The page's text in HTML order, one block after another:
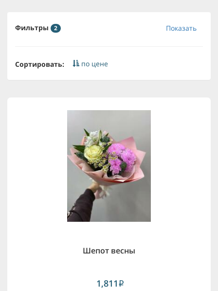
Фильтры 2 Показать
Сортировать: по цене
Шепот весны
1,811 i